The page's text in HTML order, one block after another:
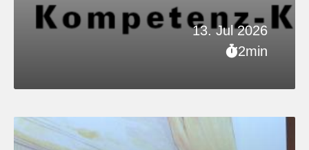
13. Jul 2026
2min